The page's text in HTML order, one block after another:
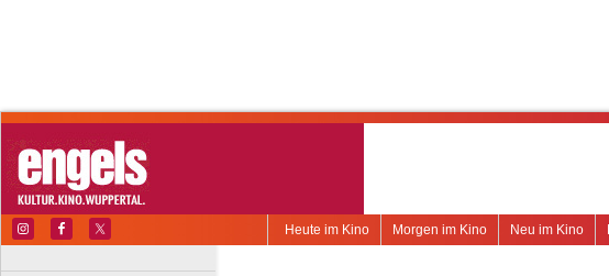
Neu im Kino
Morgen im Kino
Heute im Kino